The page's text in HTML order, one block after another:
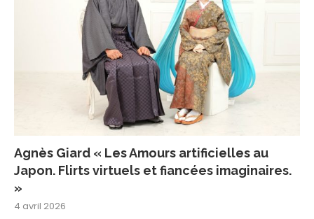
Agnès Giard « Les Amours artificielles au
Japon. Flirts virtuels et fiancées imaginaires.
»
4 avril 2026